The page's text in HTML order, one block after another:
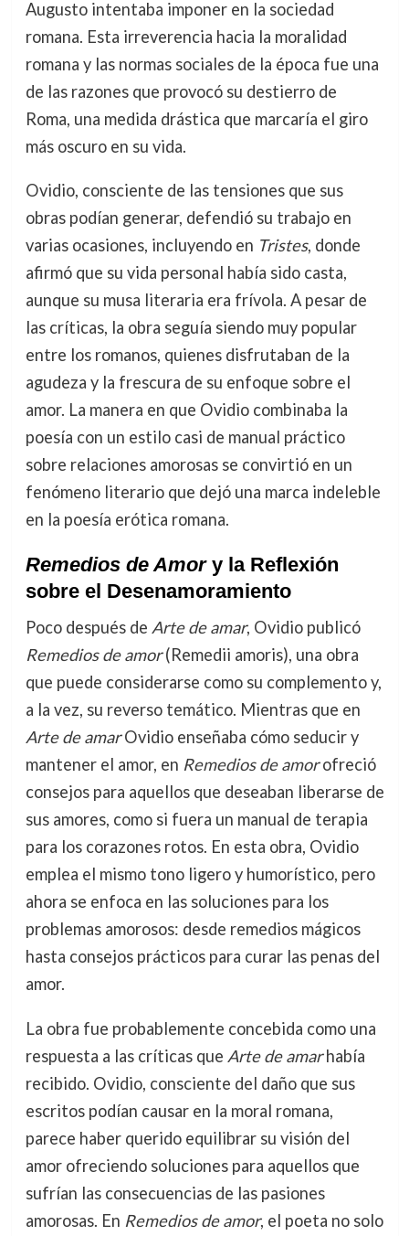
Augusto intentaba imponer en la sociedad
romana. Esta irreverencia hacia la moralidad
romana y las normas sociales de la época fue una
de las razones que provocó su destierro de
Roma, una medida drástica que marcaría el giro
más oscuro en su vida.
Ovidio, consciente de las tensiones que sus
obras podían generar, defendió su trabajo en
varias ocasiones, incluyendo en Tristes, donde
afirmó que su vida personal había sido casta,
aunque su musa literaria era frívola. A pesar de
las críticas, la obra seguía siendo muy popular
entre los romanos, quienes disfrutaban de la
agudeza y la frescura de su enfoque sobre el
amor. La manera en que Ovidio combinaba la
poesía con un estilo casi de manual práctico
sobre relaciones amorosas se convirtió en un
fenómeno literario que dejó una marca indeleble
en la poesía erótica romana.
Remedios de Amory la Reflexión
sobre el Desenamoramiento
Poco después de Arte de amar, Ovidio publicó
Remedios de amor(Remedii amoris), una obra
que puede considerarse como su complemento y,
a la vez, su reverso temático. Mientras que en
Arte de amarOvidio enseñaba cómo seducir y
mantener el amor, en Remedios de amorofreció
consejos para aquellos que deseaban liberarse de
sus amores, como si fuera un manual de terapia
para los corazones rotos. En esta obra, Ovidio
emplea el mismo tono ligero y humorístico, pero
ahora se enfoca en las soluciones para los
problemas amorosos: desde remedios mágicos
hasta consejos prácticos para curar las penas del
amor.
La obra fue probablemente concebida como una
respuesta a las críticas que Arte de amarhabía
recibido. Ovidio, consciente del daño que sus
escritos podían causar en la moral romana,
parece haber querido equilibrar su visión del
amor ofreciendo soluciones para aquellos que
sufrían las consecuencias de las pasiones
amorosas. En Remedios de amor, el poeta no solo